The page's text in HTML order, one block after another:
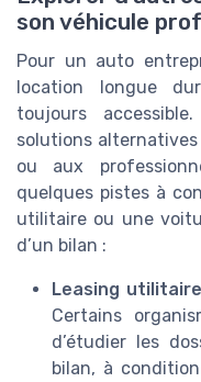
son véhicule
Pour un auto
location longue
toujours
solutions
ou aux
quelques pistes à
utilitaire ou une
d’un bilan :
Leasing
Certains
d’étudier les
bilan, à